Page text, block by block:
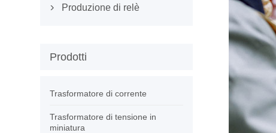
 Produzione di relè
Prodotti
Trasformatore di corrente
Trasformatore di tensione in
miniatura